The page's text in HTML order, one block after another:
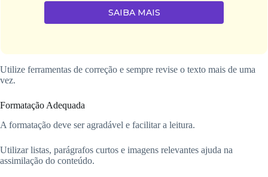
SAIBA MAIS
Utilize ferramentas de correção e sempre revise o texto mais de uma
vez.
Formatação Adequada
A formatação deve ser agradável e facilitar a leitura.
Utilizar listas, parágrafos curtos e imagens relevantes ajuda na
assimilação do conteúdo.